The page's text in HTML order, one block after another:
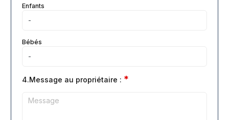
Enfants
Bébés
4.Message au propriétaire : *